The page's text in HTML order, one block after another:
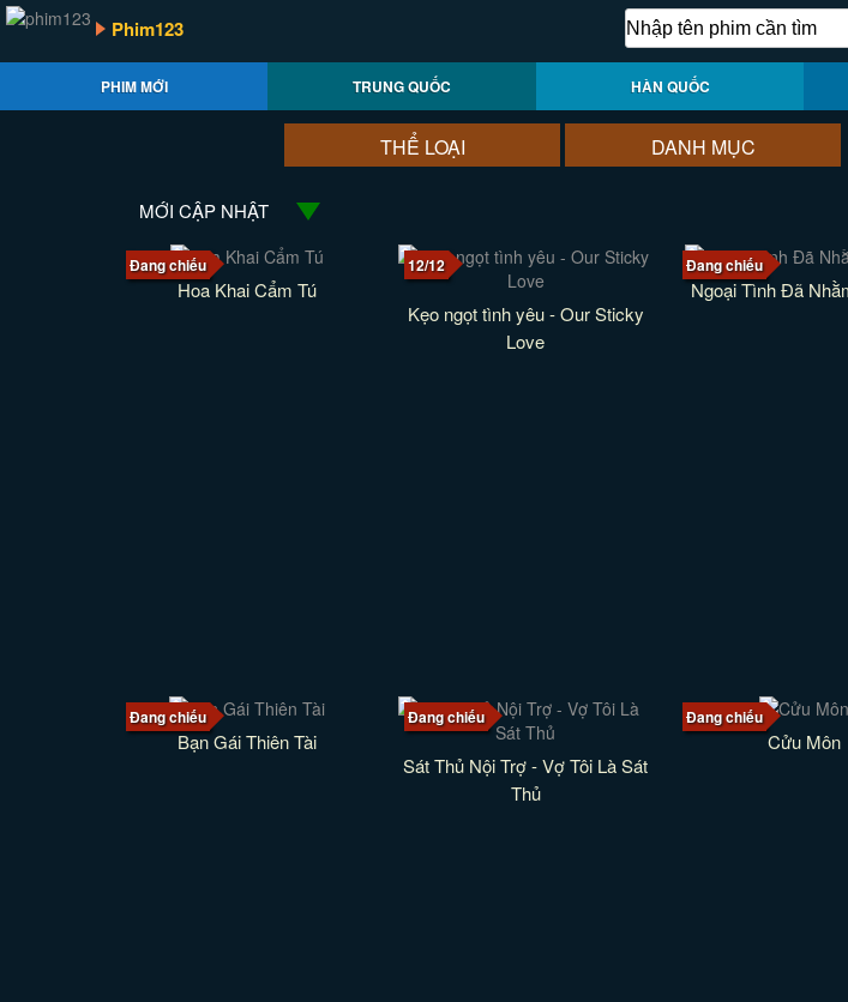
Phim123
PHIM MỚI TRUNG QUỐC HÀN QUỐC
THỂ LOẠI DANH MỤC
MỚI CẬP NHẬT
Đang chiếu
Hoa Khai Cẩm Tú
12/12
Kẹo ngọt tình yêu - Our Sticky
Love
Đang chiếu
Ngoại Tình Đã
Đang chiếu
Bạn Gái Thiên Tài
Đang chiếu
Sát Thủ Nội Trợ - Vợ Tôi Là Sát
Thủ
Đang chiếu
Cửu Môn